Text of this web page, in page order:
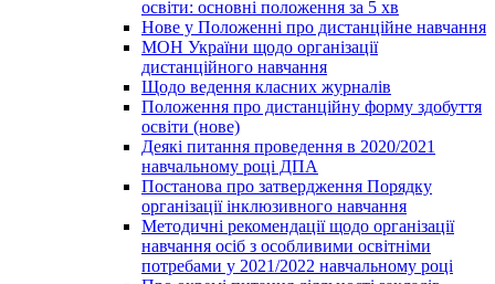
освіти: основні положення за 5 хв
Нове у Положенні про дистанційне навчання
МОН України щодо організації
дистанційного навчання
Щодо ведення класних журналів
Положення про дистанційну форму здобуття
освіти (нове)
Деякі питання проведення в 2020/2021
навчальному році ДПА
Постанова про затвердження Порядку
організації інклюзивного навчання
Методичні рекомендації щодо організації
навчання осіб з особливими освітніми
потребами у 2021/2022 навчальному році